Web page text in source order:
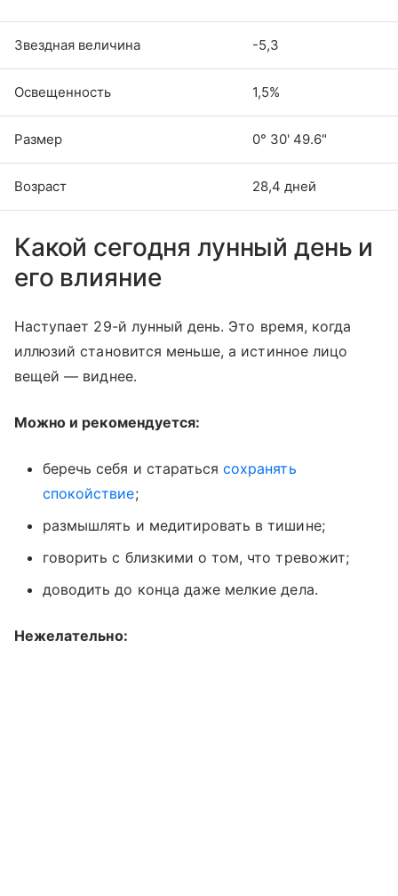
Звездная величина -5,3
Освещенность 1,5%
Размер 0° 30' 49.6"
Возраст 28,4 дней
Какой сегодня лунный день и
его влияние
Наступает 29-й лунный день. Это время, когда
иллюзий становится меньше, а истинное лицо
вещей — виднее.
Можно и рекомендуется:
беречь себя и старатьсясохранять
спокойствие;
размышлять и медитировать в тишине;
говорить с близкими о том, что тревожит;
доводить до конца даже мелкие дела.
Нежелательно: